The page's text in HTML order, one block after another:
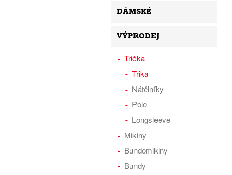
DÁMSKÉ
VÝPRODEJ
Trička
Trika
Nátělníky
Polo
Longsleeve
Mikiny
Bundomikiny
Bundy